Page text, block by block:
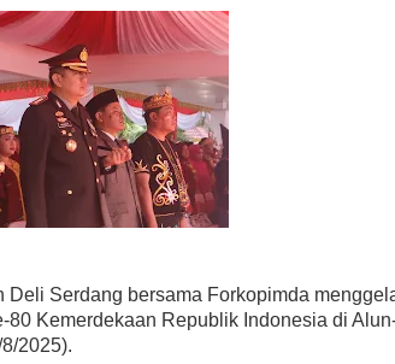
Serdang bersama Forkopimda
80 Kemerdekaan Republik Indonesia di
2025).